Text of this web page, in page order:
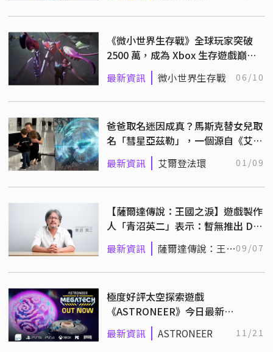
《微小世界生存戰》全球玩家突破
2500 萬，成為 Xbox 生存遊戲巔峰
代表！
最新資訊 微小世界生存戰 06/10
爸爸取名迷因成真？馬斯克替女兒取
名「彗星亞茲勒」，一個源自《艾爾
登法環》的超強法術
最新資訊 艾爾登法環 01/09
【薩爾達傳說：王國之淚】遊戲製作
人「青沼英二」表示：暫無推出 DLC
的計畫！
最新資訊
薩爾達傳說：王國09/07
極度好評太空探索遊戲
《ASTRONEER》今日最新
DLC「Megatech」更新！
最新資訊 ASTRONEER 11/21